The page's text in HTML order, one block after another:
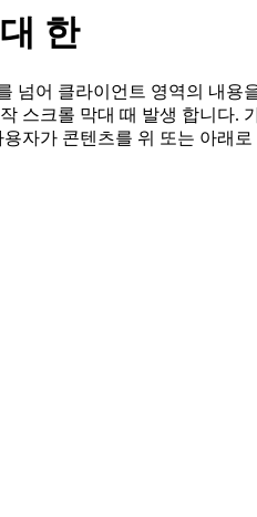
한
넘어 클라이언트 영역의 내
스크롤 막대 때 발생 합니다.
자가 콘텐츠를 위 또는 아래